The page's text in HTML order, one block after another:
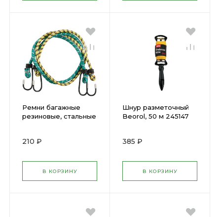
Ремни багажные
резиновые, стальные
210 ₽
В КОРЗИНУ
Шнур разметочный
Beorol, 50 м 245147
385 ₽
В КОРЗИНУ